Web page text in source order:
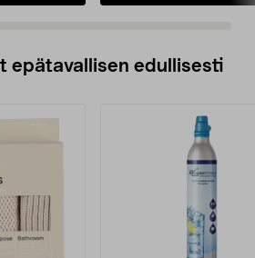
epätavallisen edullisesti